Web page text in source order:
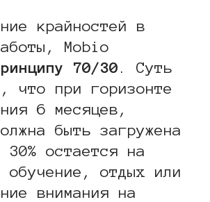
крайностей в
Mobio
70/30 . Суть
что при горизонте
6 месяцев,
быть загружена
остается на
обучение, отдых или
внимания на